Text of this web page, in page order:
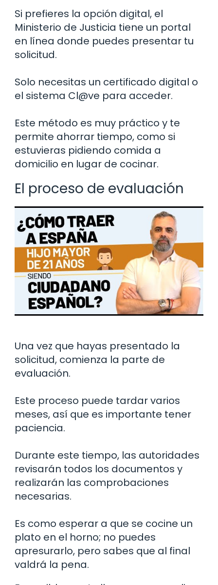
Si prefieres la opción digital, el
Ministerio de Justicia tiene un portal
en línea donde puedes presentar tu
solicitud.
Solo necesitas un certificado digital o
el sistema Cl@ve para acceder.
Este método es muy práctico y te
permite ahorrar tiempo, como si
estuvieras pidiendo comida a
domicilio en lugar de cocinar.
El proceso de evaluación
Una vez que hayas presentado la
solicitud, comienza la parte de
evaluación.
Este proceso puede tardar varios
meses, así que es importante tener
paciencia.
Durante este tiempo, las autoridades
revisarán todos los documentos y
realizarán las comprobaciones
necesarias.
Es como esperar a que se cocine un
plato en el horno; no puedes
apresurarlo, pero sabes que al final
valdrá la pena.